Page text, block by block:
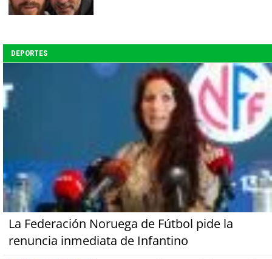
DEPORTES
La Federación Noruega de Fútbol pide la
renuncia inmediata de Infantino